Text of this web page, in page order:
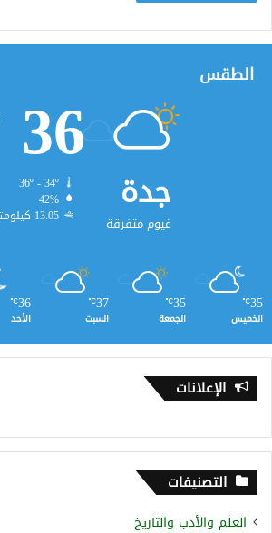
الطقس
جدة
غيوم متفرقة
36
36º - 34º
42%
13.05 كيلومتر/ساعة
35
℃
الخميس
35
℃
الجمعة
37
℃
السبت
36
℃
الأحد
الإعلانات
التصنيفات
العلم والأدب والتاريخ